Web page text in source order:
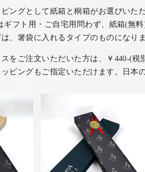
ングとして紙箱と桐箱がお選びいた
ギフト用・ご自宅用問わず、紙箱(無
、箸袋に入れるタイプのものになりま
をご注文いただいた方は、￥440-(税
ピングもご指定いただけます。日本